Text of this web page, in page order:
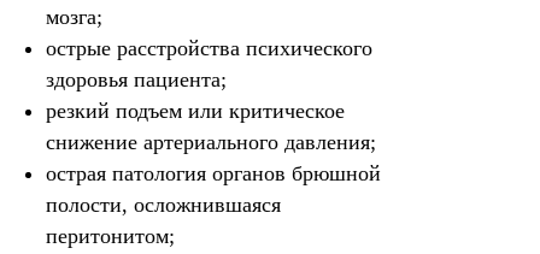
мозга;
острые расстройства психического
здоровья пациента;
резкий подъем или критическое
снижение артериального давления;
острая патология органов брюшной
полости, осложнившаяся
перитонитом;